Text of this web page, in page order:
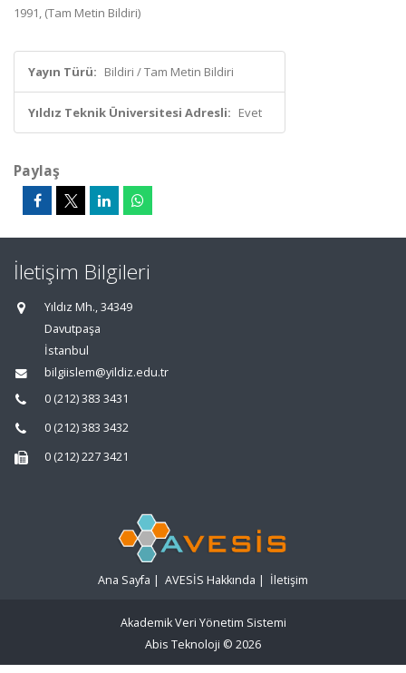
1991, (Tam Metin Bildiri)
Yayın Türü: Bildiri / Tam Metin Bildiri
Yıldız Teknik Üniversitesi Adresli: Evet
Paylaş
İletişim Bilgileri
Yıldız Mh., 34349
Davutpaşa
İstanbul
bilgiislem@yildiz.edu.tr
0 (212) 383 3431
0 (212) 383 3432
0 (212) 227 3421
Ana Sayfa | AVESİS Hakkında | İletişim
Akademik Veri Yönetim Sistemi
Abis Teknoloji © 2026